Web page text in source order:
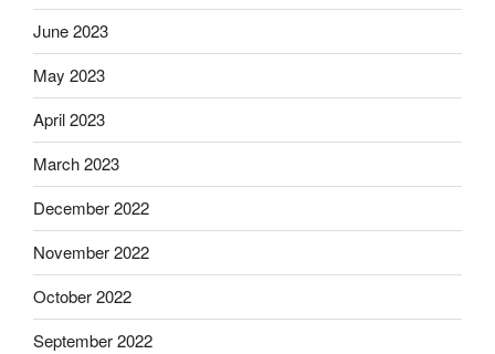
June 2023
May 2023
April 2023
March 2023
December 2022
November 2022
October 2022
September 2022